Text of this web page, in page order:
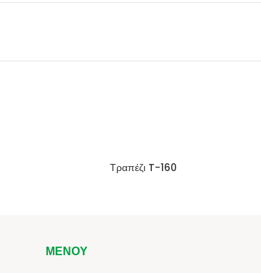
Τραπέζι T-160
ΜΕΝΟΎ